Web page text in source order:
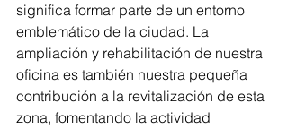
significa formar parte de un entorno
emblemático de la ciudad. La
ampliación y rehabilitación de nuestra
oficina es también nuestra pequeña
contribución a la revitalización de esta
zona, fomentando la actividad